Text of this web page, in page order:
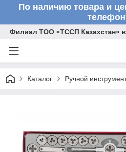
По наличию товара и
Филиал ТОО «ТССП Казахстан» в
Каталог Ручной